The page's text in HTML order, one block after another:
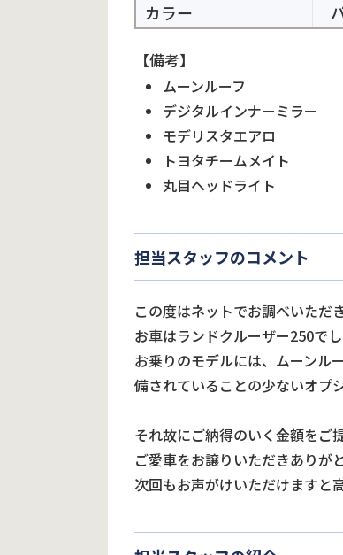
カラー
【備考】
ムーンルーフ
デジタルインナーミラー
モデリスタエアロ
トヨタチームメイト
丸目ヘッドライト
担当スタッフのコメント
この度はネットでお調べいただ
お車はランドクルーザー250でし
お乗りのモデルには、ムーンル
備されていることの少ないオプ
それ故にご納得のいく金額をご
ご愛車をお譲りいただきありが
次回もお声がけいただけますと